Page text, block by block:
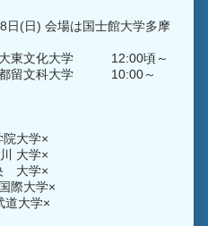
(日) 会場は国士館大学多摩
東文化大学 12:00頃～
留文科大学 10:00～
大学×
大学×
大学×
際大学×
道大学×